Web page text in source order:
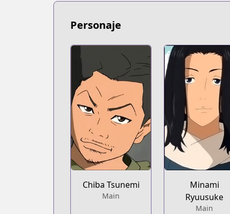
https://bookwalker.jp/series/502830
Official English
Coolmic
https://coolmic.me/titles/5072
Kodansha
Kodansha
https://kodansha.us/series/beck/
Personaje
Chiba Tsunemi
Main
Minami
Ryuusuke
Main